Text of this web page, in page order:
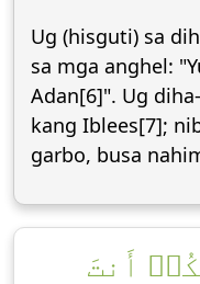
Ug (hisguti) sa
sa mga anghel:
Adan[6]". Ug
kang Iblees[7];
garbo, busa
أَنتَ